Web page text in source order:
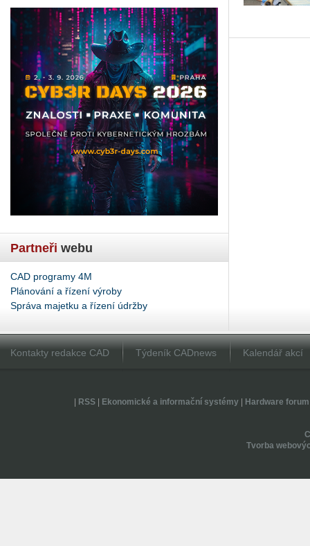
Partneři webu
CAD programy 4M
Plánování a řízení výroby
Správa majetku a řízení údržby
Kontakty redakce CAD Týdeník CADnews Kalendář akcí
RSS| Ekonomické a informační systémy| Hardware forum
Tvorba